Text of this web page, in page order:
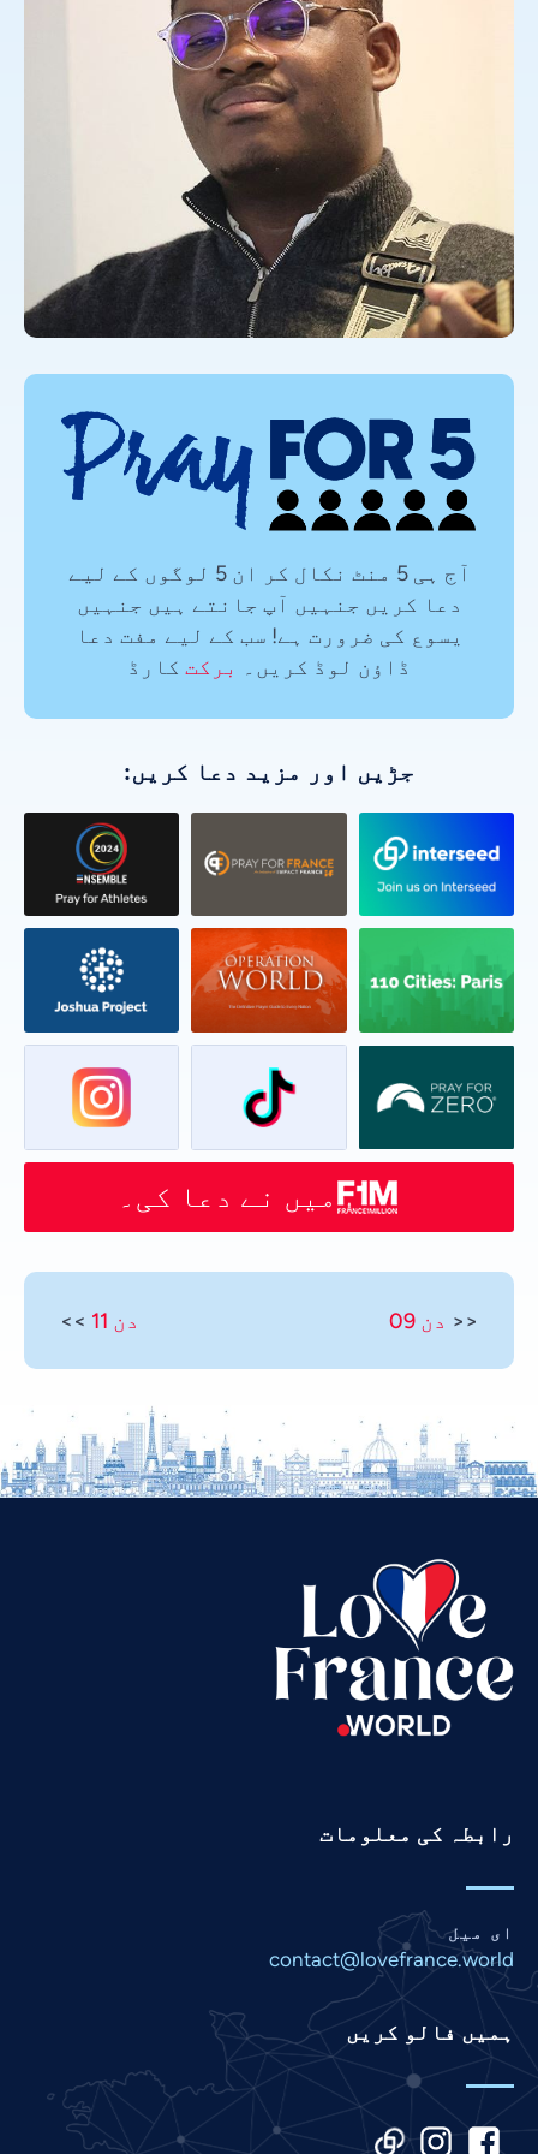
آج ہی 5 منٹ نکال کر ان 5 لوگوں کے لیے
دعا کریں جنہیں آپ جانتے ہیں جنہیں
یسوع کی ضرورت ہے! سب کے لیے مفت دعا
ڈاؤن لوڈ کریں۔
برکت کارڈ
جڑیں اور مزید دعا کریں:
میں نے دعا کی۔
<< دن 09 دن 11 >>
رابطہ کی معلومات
ای میل
contact@lovefrance.world
ہمیں فالو کریں
Kannada
Khmer
Korean
Malay
Marathi
Panjabi
Portuguese
Romanian
Russian
Spanish
Swahili
Telugu
Thai